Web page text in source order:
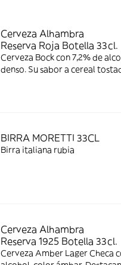
Cerveza Alhambra
Reserva Roja Botella 33cl.
Cerveza Bock con 7,2% de
denso. Su sabor a cereal
BIRRA MORETTI 33CL
Birra italiana rubia
Cerveza Alhambra
Reserva 1925 Botella 33cl.
Cerveza Amber Lager Checa